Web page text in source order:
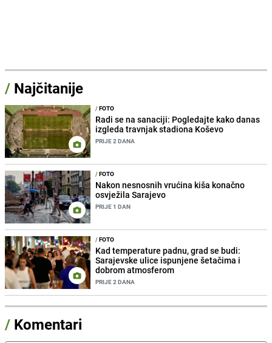
/ Najčitanije
/FOTO
Radi se na sanaciji: Pogledajte kako danas
izgleda travnjak stadiona Koševo
PRIJE 2 DANA
/FOTO
Nakon nesnosnih vrućina kiša konačno
osvježila Sarajevo
PRIJE 1 DAN
/FOTO
Kad temperature padnu, grad se budi:
Sarajevske ulice ispunjene šetačima i
dobrom atmosferom
PRIJE 2 DANA
/ Komentari